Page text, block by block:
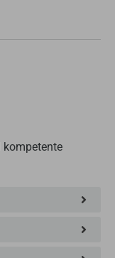
kompetente